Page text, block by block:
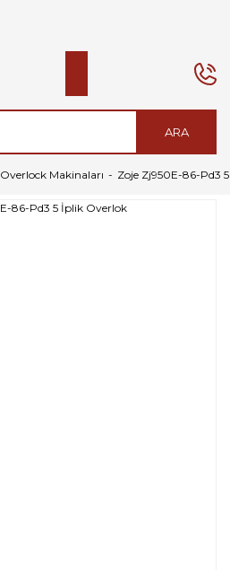
ARA
Overlock Makinaları Zoje Zj950E-86-Pd3